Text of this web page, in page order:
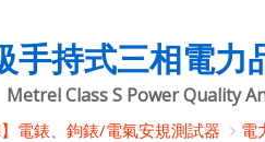
手持式三相電力
Metrel Class S Power Quality
】電錶、鉤錶/電氣安規測試器 電